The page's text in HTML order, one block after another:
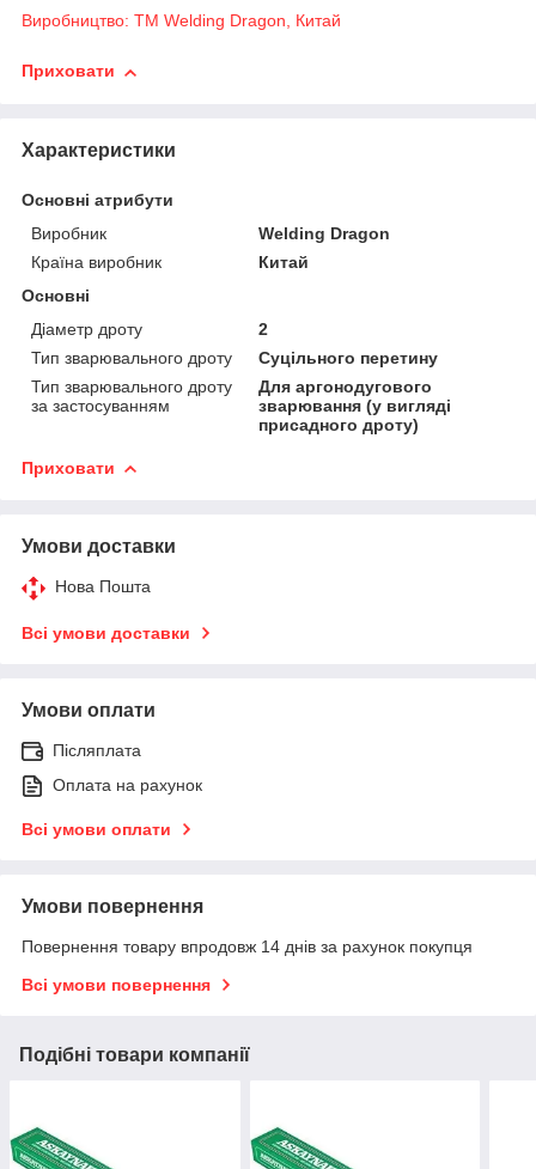
Виробництво: TM Welding Dragon, Китай
Приховати
Характеристики
Основні атрибути
Виробник
Welding Dragon
Країна виробник
Китай
Основні
Діаметр дроту
2
Тип зварювального дроту
Суцільного перетину
Тип зварювального дроту
за застосуванням
Для аргонодугового
зварювання (у вигляді
присадного дроту)
Приховати
Умови доставки
Нова Пошта
Всі умови доставки
Умови оплати
Післяплата
Оплата на рахунок
Всі умови оплати
Умови повернення
Повернення товару впродовж 14 днів за рахунок покупця
Всі умови повернення
Подібні товари компанії